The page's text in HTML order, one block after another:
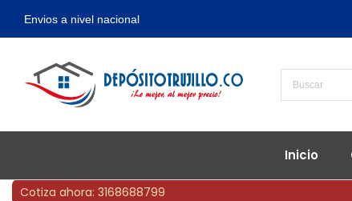
Envios a nivel nacional
Inicio
Cotiza ahora: 3168688799